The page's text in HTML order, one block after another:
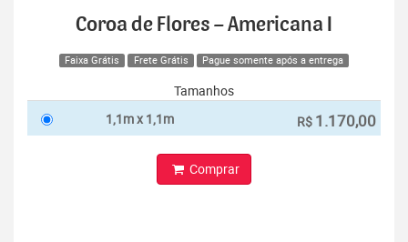
Coroa de Flores – Americana I
Faixa Grátis Frete Grátis Pague somente após a entrega
Tamanhos
1,1m x 1,1m
R$ 1.170,00
Comprar